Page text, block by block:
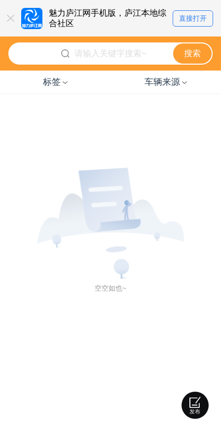
魅力庐江网手机版，庐江本地综
合社区
直接打开
搜索
标签 车辆来源
空空如也~
发布